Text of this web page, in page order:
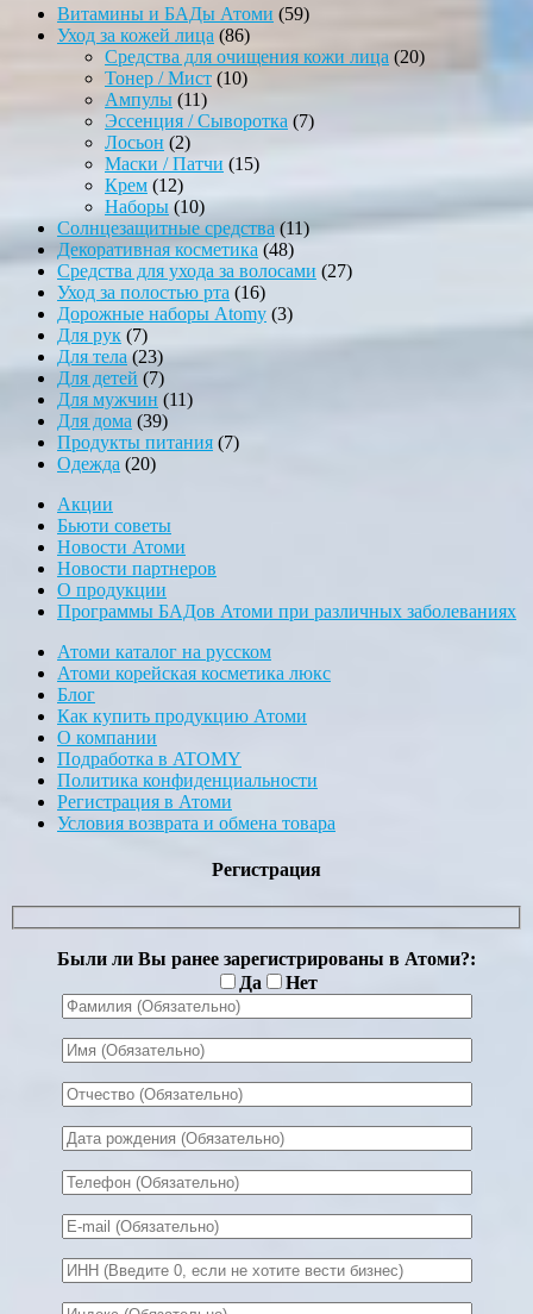
Витамины и БАДы Атоми 5959
Уход за кожей лица 8686
товаров
Средства для очищения кожи лица 2020
товаров
Тонер / Мист 1010
Ампулы 1111
товаров
Эссенция / Сыворотка 77
Лосьон 22
товара
Маски / Патчи 1515
Крем 1212
товаров
Наборы 1010
товаров
Солнцезащитные средства 1111
Декоративная косметика 4848
товаров
Средства для ухода за волосами 2727
Уход за полостью рта 1616
товаров
Дорожные наборы Atomy 33
Для рук 77
товаров
Для тела 2323
товара
Для детей 77
товаров
Для мужчин 1111
Для дома 3939
товаров
Продукты питания 77
Одежда 2020
Акции
Бьюти советы
Новости Атоми
Новости партнеров
О продукции
Программы БАДов Атоми при различных заболеваниях
Атоми каталог на русском
Атоми корейская косметика люкс
Блог
Как купить продукцию Атоми
О компании
Подработка в ATOMY
Политика конфиденциальности
Регистрация в Атоми
Условия возврата и обмена товара
Регистрация
Были ли Вы ранее зарегистрированы в Атоми?:
Да
Нет